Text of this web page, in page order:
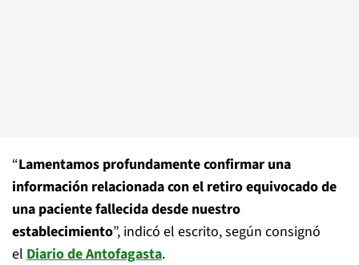
“Lamentamos profundamente confirmar una
información relacionada con el retiro equivocado de
una paciente fallecida desde nuestro
establecimiento”, indicó el escrito, según consignó
el Diario de Antofagasta.